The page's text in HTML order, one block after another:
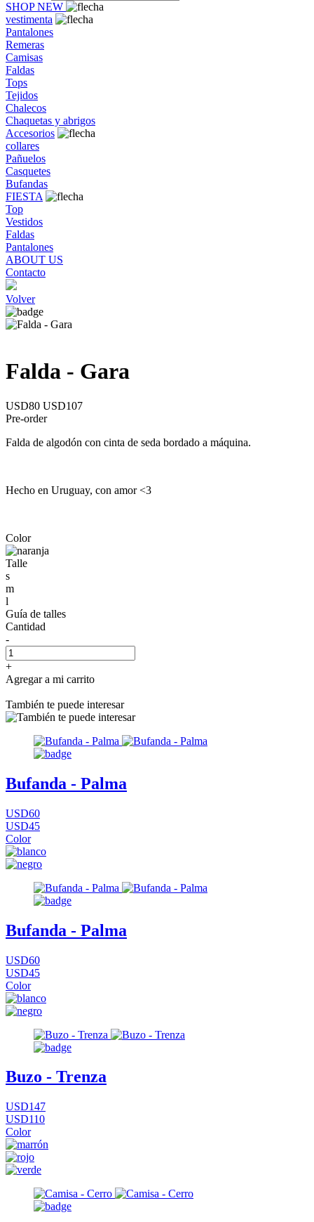
SHOP NEW
vestimenta
Pantalones
Remeras
Camisas
Faldas
Tops
Tejidos
Chalecos
Chaquetas y abrigos
Accesorios
collares
Pañuelos
Casquetes
Bufandas
FIESTA
Top
Vestidos
Faldas
Pantalones
ABOUT US
Contacto
Volver
Falda - Gara
USD80 USD107
Pre-order
Falda de algodón con cinta de seda bordado a máquina.
Hecho en Uruguay, con amor <3
Color
Talle
s
m
l
Guía de talles
Cantidad
-
+
Agregar a mi carrito
También te puede interesar
Bufanda - Palma
USD60
USD45
Color
Bufanda - Palma
USD60
USD45
Color
Buzo - Trenza
USD147
USD110
Color